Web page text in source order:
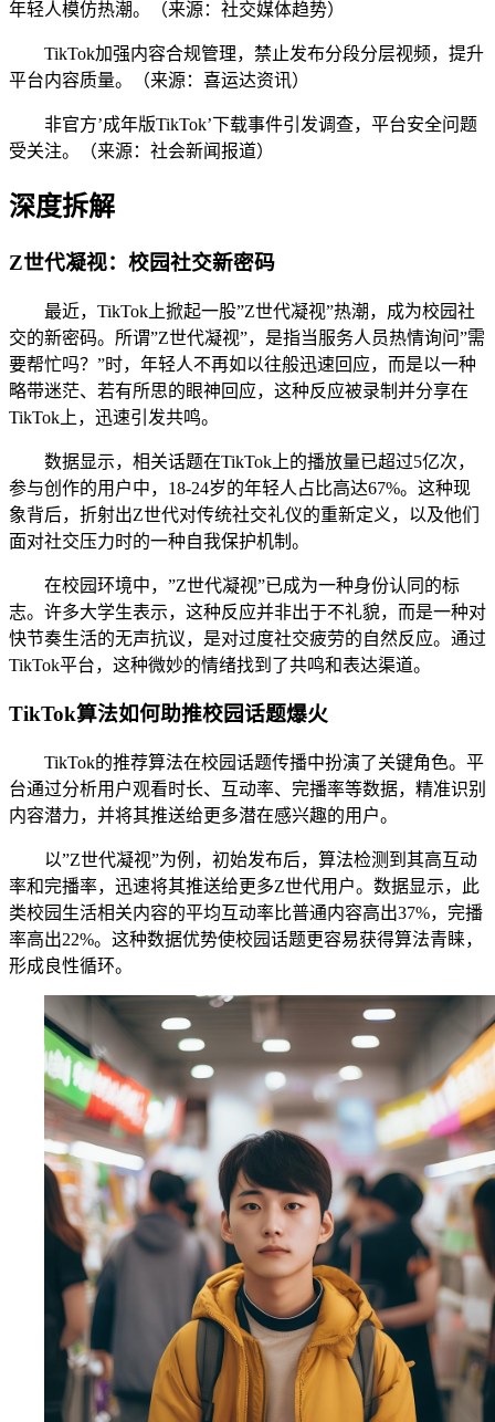
年轻人模仿热潮。（来源：社交媒体趋势）
TikTok加强内容合规管理，禁止发布分段分层视频，提升
平台内容质量。（来源：喜运达资讯）
非官方’成年版TikTok’下载事件引发调查，平台安全问题
受关注。（来源：社会新闻报道）
深度拆解
Z世代凝视：校园社交新密码
最近，TikTok上掀起一股”Z世代凝视”热潮，成为校园社
交的新密码。所谓”Z世代凝视”，是指当服务人员热情询问”需
要帮忙吗？”时，年轻人不再如以往般迅速回应，而是以一种
略带迷茫、若有所思的眼神回应，这种反应被录制并分享在
TikTok上，迅速引发共鸣。
数据显示，相关话题在TikTok上的播放量已超过5亿次，
参与创作的用户中，18-24岁的年轻人占比高达67%。这种现
象背后，折射出Z世代对传统社交礼仪的重新定义，以及他们
面对社交压力时的一种自我保护机制。
在校园环境中，”Z世代凝视”已成为一种身份认同的标
志。许多大学生表示，这种反应并非出于不礼貌，而是一种对
快节奏生活的无声抗议，是对过度社交疲劳的自然反应。通过
TikTok平台，这种微妙的情绪找到了共鸣和表达渠道。
TikTok算法如何助推校园话题爆火
TikTok的推荐算法在校园话题传播中扮演了关键角色。平
台通过分析用户观看时长、互动率、完播率等数据，精准识别
内容潜力，并将其推送给更多潜在感兴趣的用户。
以”Z世代凝视”为例，初始发布后，算法检测到其高互动
率和完播率，迅速将其推送给更多Z世代用户。数据显示，此
类校园生活相关内容的平均互动率比普通内容高出37%，完播
率高出22%。这种数据优势使校园话题更容易获得算法青睐，
形成良性循环。